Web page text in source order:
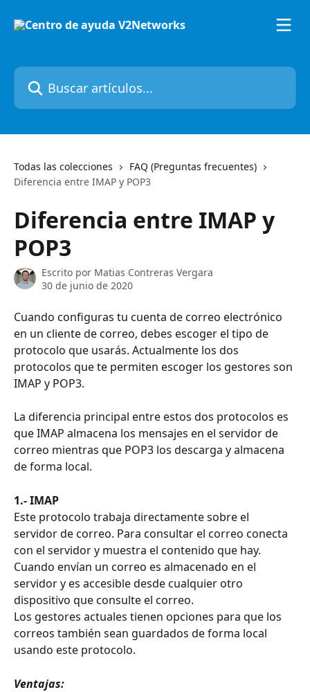
Buscar artículos...
Todas las colecciones
FAQ (Preguntas frecuentes)
Diferencia entre IMAP y POP3
Diferencia entre IMAP y
POP3
Escrito por Matias Contreras Vergara
30 de junio de 2020
Cuando configuras tu cuenta de correo electrónico
en un cliente de correo, debes escoger el tipo de
protocolo que usarás. Actualmente los dos
protocolos que te permiten escoger los gestores son
IMAP y POP3.
La diferencia principal entre estos dos protocolos es
que IMAP almacena los mensajes en el servidor de
correo mientras que POP3 los descarga y almacena
de forma local.
1.- IMAP
Este protocolo trabaja directamente sobre el
servidor de correo. Para consultar el correo conecta
con el servidor y muestra el contenido que hay.
Cuando envían un correo es almacenado en el
servidor y es accesible desde cualquier otro
dispositivo que consulte el correo.
Los gestores actuales tienen opciones para que los
correos también sean guardados de forma local
usando este protocolo.
Ventajas: